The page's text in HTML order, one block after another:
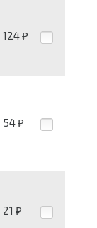
124 ₽
54 ₽
21 ₽